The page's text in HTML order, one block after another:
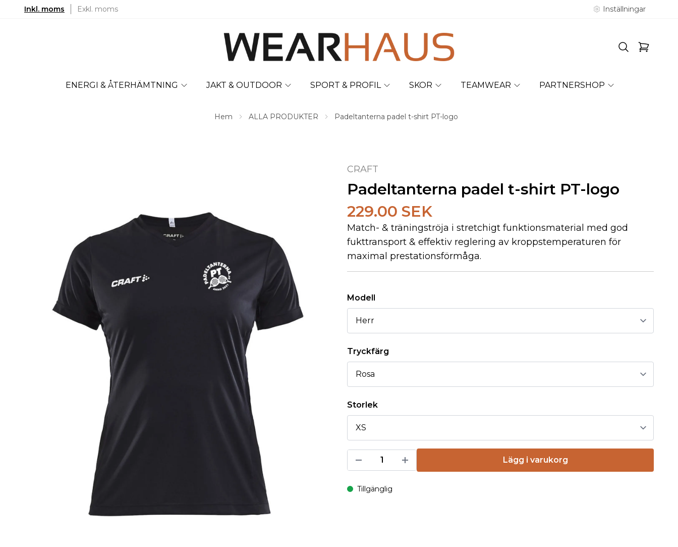
Inkl. moms Exkl. moms Inställningar
ENERGI & ÅTERHÄMTNING JAKT & OUTDOOR SPORT & PROFIL SKOR TEAMWEAR PARTNERSHOP
Hem ALLA PRODUKTER Padeltanterna padel t-shirt PT-logo
CRAFT
Padeltanterna padel t-shirt PT-logo
229.00 SEK
Match- & träningströja i stretchigt funktionsmaterial med god
fukttransport & effektiv reglering av kroppstemperaturen för
maximal prestationsförmåga.
Modell
Tryckfärg
Storlek
Lägg i varukorg
Tillgänglig